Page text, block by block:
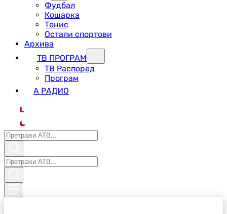
Фудбал
Кошарка
Тенис
Остали спортови
Архива
ТВ ПРОГРАМ
ТВ Распоред
Програм
А РАДИО
L